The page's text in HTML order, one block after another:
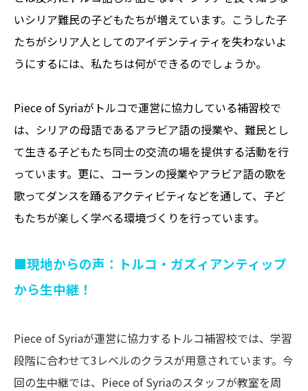
いシリア難民の子どもたちが増えています。こうした子
たちがシリア人としてのアイデンティティを失わないよ
うにするには、私たちは何ができるのでしょうか。
Piece of Syriaがトルコで運営に協力している補習校で
は、シリアの母語であるアラビア語の授業や、難民とし
て生きる子どもたち同士の交流の場を提供する活動を行
っています。更に、コーランの授業やアラビア語の歌を
歌ってダンスを踊るアクティビティなどを通して、子ど
もたちが楽しく学べる環境づくりを行っています。
■現地からの声：トルコ・ガズィアンティップ
から生中継！
Piece of Syriaが運営に協力するトルコ補習校では、学習
段階に合わせて3レベルのクラスが用意されています。今
回の生中継では、Piece of Syriaのスタッフが教室を周